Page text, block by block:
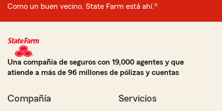
Como un buen vecino, State Farm está ahí.®
Una compañía de seguros con 19,000 agentes y que
atiende a más de 96 millones de pólizas y cuentas
Compañía Servicios